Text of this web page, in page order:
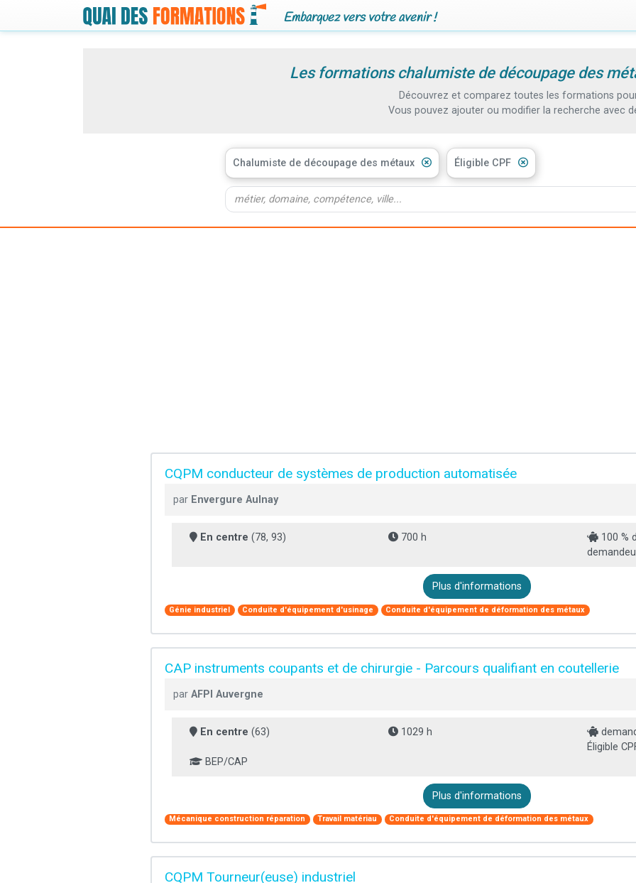
Embarquez vers votre avenir !
Les formations chalumiste de découpage des
Découvrez et comparez toutes les formations
Vous pouvez ajouter ou modifier la recherche avec
Chalumiste de découpage des métaux Éligible CPF
CQPM conducteur de systèmes de production automatisée
par Envergure Aulnay
En centre (78, 93) 700 h
100 %
Plus d'informations
Génie industriel Conduite d'équipement d'usinage Conduite d'équipement de déformation des métaux
CAP instruments coupants et de chirurgie - Parcours qualifiant en coutellerie
par AFPI Auvergne
En centre (63) 1029 h
Éligible
BEP/CAP
Plus d'informations
Mécanique construction réparation Travail matériau Conduite d'équipement de déformation des métaux
CQPM Tourneur(euse) industriel